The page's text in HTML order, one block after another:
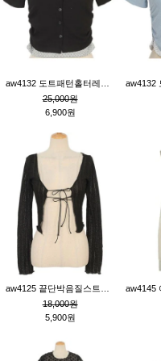
25,000원
6,900원
18,000원
5,900원